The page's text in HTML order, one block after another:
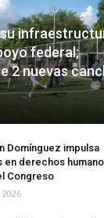
federal;
2 nuevas
Domínguez impulsa
en derechos
Congreso